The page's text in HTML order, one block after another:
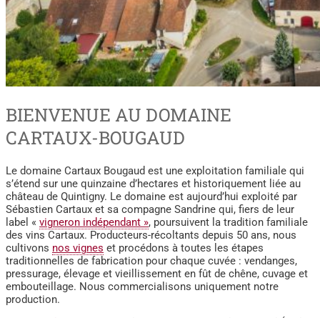
BIENVENUE AU DOMAINE
CARTAUX-BOUGAUD
Le domaine Cartaux Bougaud est une exploitation familiale qui
s’étend sur une quinzaine d’hectares et historiquement liée au
château de Quintigny. Le domaine est aujourd’hui exploité par
Sébastien Cartaux et sa compagne Sandrine qui, fiers de leur
label « vigneron indépendant », poursuivent la tradition familiale
des vins Cartaux. Producteurs-récoltants depuis 50 ans, nous
cultivons nos vignes et procédons à toutes les étapes
traditionnelles de fabrication pour chaque cuvée : vendanges,
pressurage, élevage et vieillissement en fût de chêne, cuvage et
embouteillage. Nous commercialisons uniquement notre
production.